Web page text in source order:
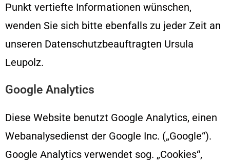
Punkt vertiefte Informationen wünschen,
wenden Sie sich bitte ebenfalls zu jeder Zeit an
unseren Datenschutzbeauftragten Ursula
Leupolz.
Google Analytics
Diese Website benutzt Google Analytics, einen
Webanalysedienst der Google Inc. („Google“).
Google Analytics verwendet sog. „Cookies“,